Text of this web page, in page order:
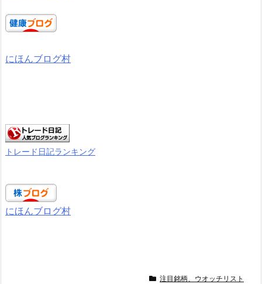
にほんブログ村
トレード日記ランキング
にほんブログ村
注目銘柄、ウオッチリスト